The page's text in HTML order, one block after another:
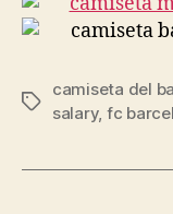
Etiquetas
camiseta del
salary, fc